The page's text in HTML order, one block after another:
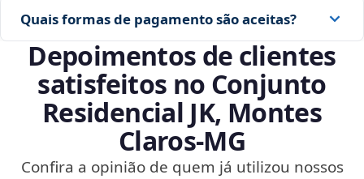
Quais formas de pagamento são aceitas?
Depoimentos de clientes
satisfeitos no Conjunto
Residencial JK, Montes
Claros‑MG
Confira a opinião de quem já utilizou nossos